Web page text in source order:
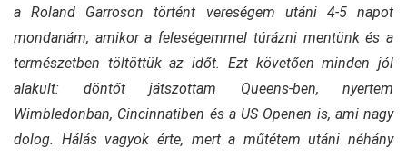
a Roland Garroson történt vereségem utáni 4-5 napot
mondanám, amikor a feleségemmel túrázni mentünk és a
természetben töltöttük az időt. Ezt követően minden jól
alakult: döntőt játszottam Queens-ben, nyertem
Wimbledonban, Cincinnatiben és a US Openen is, ami nagy
dolog. Hálás vagyok érte, mert a műtétem utáni néhány